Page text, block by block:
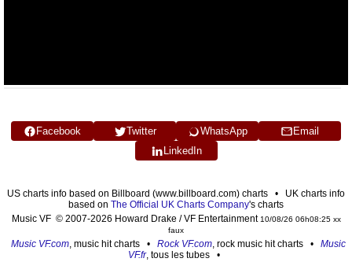
Facebook Twitter WhatsApp
Email
LinkedIn
US charts info based on Billboard (www.billboard.com) charts • UK charts info
based on The Official UK Charts Company's charts
Music VF © 2007-2026 Howard Drake / VF Entertainment 10/08/26 06h08:25 xx
faux
Music VF.com, music hit charts • Rock VF.com, rock music hit charts • Music
VF.fr, tous les tubes •